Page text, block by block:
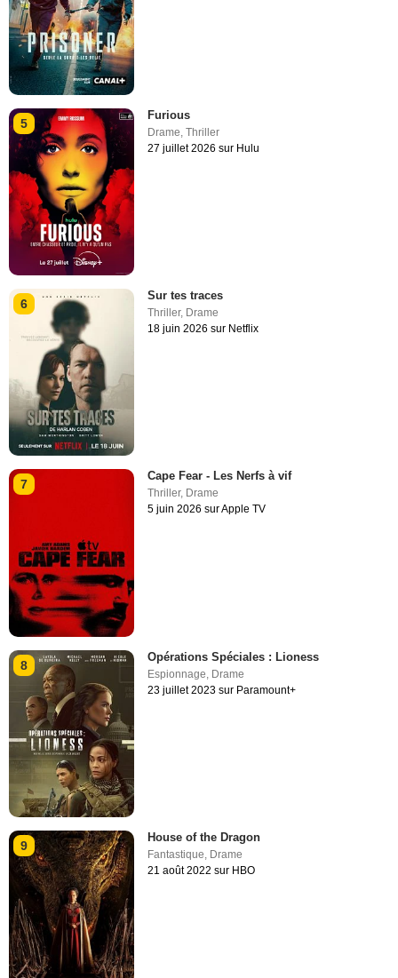
5
Furious
Drame ,Thriller
27 juillet 2026 sur Hulu
6
Sur tes traces
Thriller, Drame
18 juin 2026 sur Netflix
7
Cape Fear - Les Nerfs à vif
Thriller, Drame
5 juin 2026 sur Apple TV
8
Opérations Spéciales : Lioness
Espionnage Drame
23 juillet 2023 sur Paramount+
9
House of the Dragon
Fantastique, Drame
21 août 2022 sur HBO